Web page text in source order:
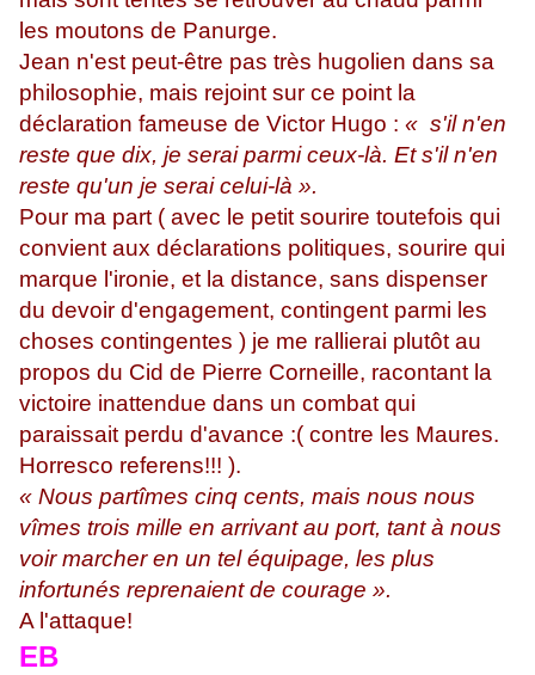
les moutons de Panurge.
Jean n'est peut-être pas très hugolien dans sa
philosophie, mais rejoint sur ce point la
déclaration fameuse de Victor Hugo : « s'il n'en
reste que dix, je serai parmi ceux-là. Et s'il n'en
reste qu'un je serai celui-là ».
Pour ma part ( avec le petit sourire toutefois qui
convient aux déclarations politiques, sourire qui
marque l'ironie, et la distance, sans dispenser
du devoir d'engagement, contingent parmi les
choses contingentes ) je me rallierai plutôt au
propos du Cid de Pierre Corneille, racontant la
victoire inattendue dans un combat qui
paraissait perdu d'avance :( contre les Maures.
Horresco referens!!! ).
« Nous partîmes cinq cents, mais nous nous
vîmes trois mille en arrivant au port, tant à nous
voir marcher en un tel équipage, les plus
infortunés reprenaient de courage ».
A l'attaque!
EB